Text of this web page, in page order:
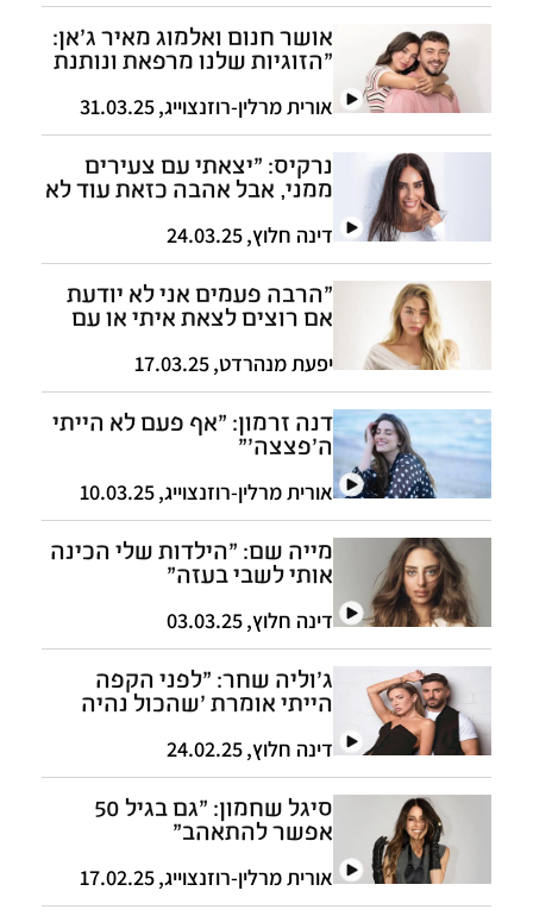
אושר חנום ואלמוג מאיר ג'אן:
"הזוגיות שלנו מרפאת ונותנת
אורית מרלין-רוזנצוייג,
31.03.25
נרקיס: "יצאתי עם צעירים
ממני, אבל אהבה כזאת עוד לא
דינה חלוץ,
24.03.25
"הרבה פעמים אני לא יודעת
אם רוצים לצאת איתי או עם
יפעת מנהרדט,
17.03.25
דנה זרמון: "אף פעם לא הייתי
ה'פצצה'"
אורית מרלין-רוזנצוייג,
10.03.25
מייה שם: "הילדות שלי הכינה
אותי לשבי בעזה"
דינה חלוץ,
03.03.25
ג'וליה שחר: "לפני הקפה
הייתי אומרת 'שהכול נהיה
להלחיץ את יוגב"
דינה חלוץ,
24.02.25
סיגל שחמון: "גם בגיל 50
אפשר להתאהב"
אורית מרלין-רוזנצוייג,
17.02.25